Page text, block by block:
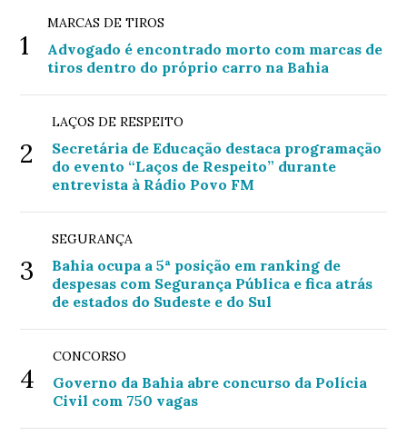
1
MARCAS DE TIROS
Advogado é encontrado morto com marcas de
tiros dentro do próprio carro na Bahia
2
LAÇOS DE RESPEITO
Secretária de Educação destaca programação
do evento “Laços de Respeito” durante
entrevista à Rádio Povo FM
3
SEGURANÇA
Bahia ocupa a 5ª posição em ranking de
despesas com Segurança Pública e fica atrás
de estados do Sudeste e do Sul
4
CONCORSO
Governo da Bahia abre concurso da Polícia
Civil com 750 vagas